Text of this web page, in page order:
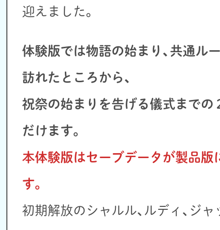
迎えました。
体験版では物語の始まり、共通ル
訪れたところから、
祝祭の始まりを告げる儀式までの
だけます。
本体験版はセーブデータが製品版
す。
初期解放のシャルル、ルディ、ジ